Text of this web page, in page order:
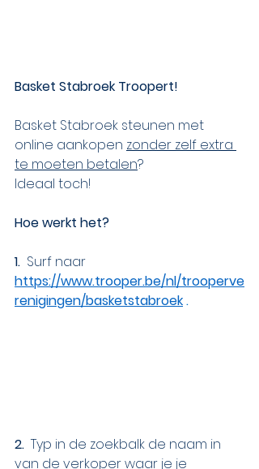
Basket Stabroek Troopert!
Basket Stabroek steunen met
online aankopen zonder zelf extra
te moeten betalen?
Ideaal toch!
Hoe werkt het?
1. Surf naar
https://www.trooper.be/nl/trooperve
renigingen/basketstabroek .
2. Typ in de zoekbalk de naam in
van de verkoper waar je je